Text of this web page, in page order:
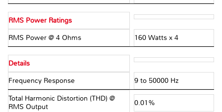
RMS Power Ratings
RMS Power @ 4 Ohms 160 Watts x 4
Details
Frequency Response 9 to 50000 Hz
Total Harmonic Distortion (THD) @
RMS Output
0.01%